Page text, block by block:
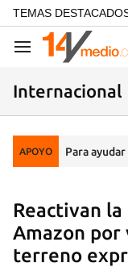
common.go-to-content
TEMAS
Navegación
Internacional
APOYO Para
Reactivan
Amazon por
terreno